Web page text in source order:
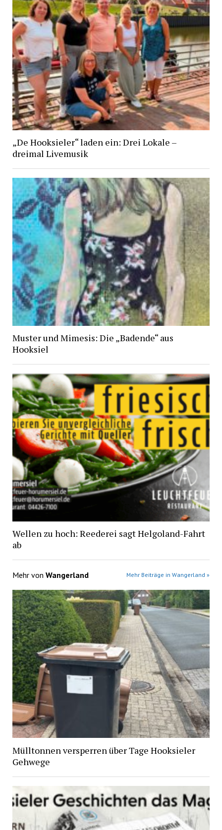
„De Hooksieler“ laden ein: Drei Lokale –
dreimal Livemusik
Muster und Mimesis: Die „Badende“ aus
Hooksiel
Wellen zu hoch: Reederei sagt Helgoland-Fahrt
ab
Mehr von Wangerland Mehr Beiträge in Wangerland »
Mülltonnen versperren über Tage Hooksieler
Gehwege